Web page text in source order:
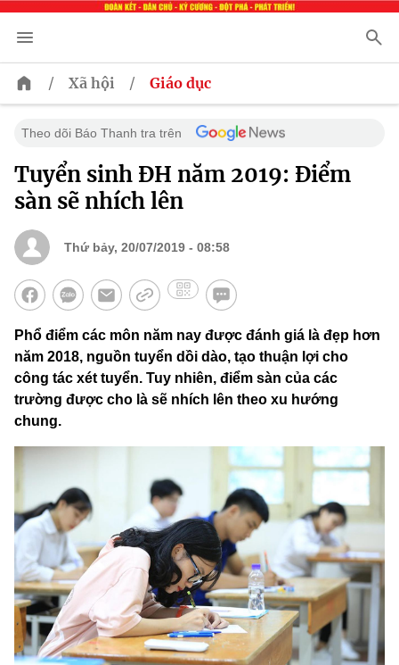
/ Xã hội / Giáo dục
Theo dõi Báo Thanh tra trên
Tuyển sinh ĐH năm 2019: Điểm
sàn sẽ nhích lên
Thứ bảy, 20/07/2019 - 08:58
Phổ điểm các môn năm nay được đánh giá là đẹp hơn
năm 2018, nguồn tuyển dồi dào, tạo thuận lợi cho
công tác xét tuyển. Tuy nhiên, điểm sàn của các
trường được cho là sẽ nhích lên theo xu hướng
chung.